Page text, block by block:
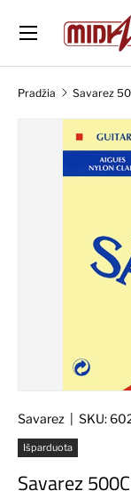
Skip to
Paieška
Pradžia Savarez
Skip to
Savarez SKU:
Išparduota
Savarez